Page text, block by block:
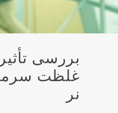
غلظت
نر